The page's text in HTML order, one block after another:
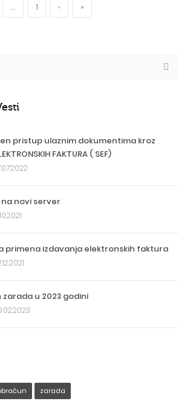
... 1 › »
pristup ulaznim dokumentima kroz
FAKTURA ( SEF)
na novi server
primena izdavanja elektronskih faktura
zarada u 2023 godini
zarada